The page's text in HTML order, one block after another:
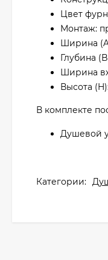
Цвет
Монтаж:
Ширина
Глубина
Ширина
Высота
В комплекте
Душевой
Категории: